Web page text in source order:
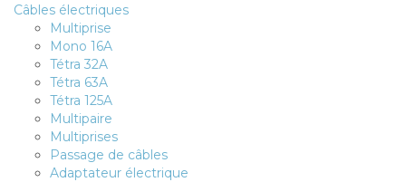
Câbles électriques
Multiprise
Mono 16A
Tétra 32A
Tétra 63A
Tétra 125A
Multipaire
Multiprises
Passage de câbles
Adaptateur électrique